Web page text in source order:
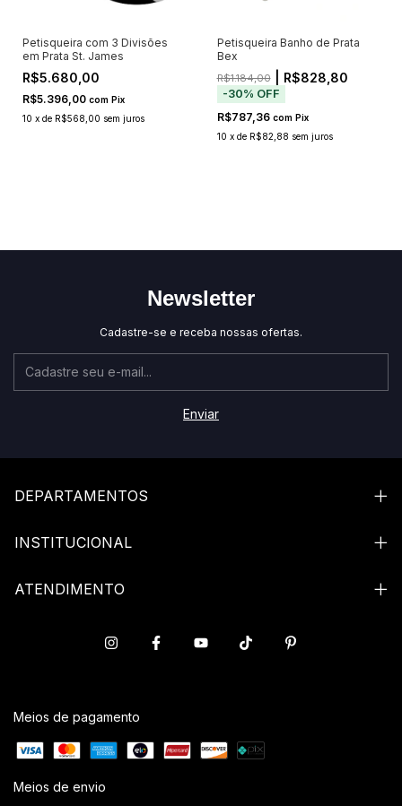
Petisqueira com 3 Divisões
em Prata St. James
R$5.680,00
R$5.396,00 com Pix
10 x de R$568,00 sem juros
Petisqueira Banho de Prata
Bex
R$1.184,00| R$828,80
-30% OFF
R$787,36 com Pix
10 x de R$82,88 sem juros
Newsletter
Cadastre-se e receba nossas ofertas.
DEPARTAMENTOS
INSTITUCIONAL
ATENDIMENTO
Meios de pagamento
Meios de envio